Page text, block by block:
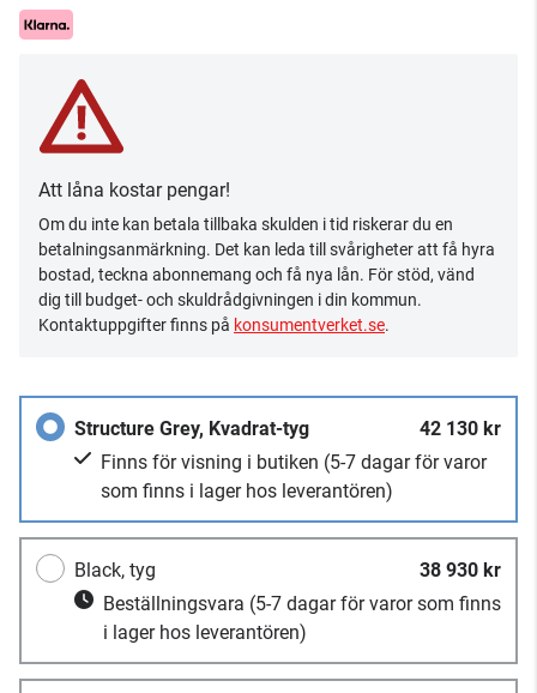
Att låna kostar pengar!
Om du inte kan betala tillbaka skulden i tid riskerar du en
betalningsanmärkning. Det kan leda till svårigheter att få hyra
bostad, teckna abonnemang och få nya lån. För stöd, vänd
dig till budget- och skuldrådgivningen i din kommun.
Kontaktuppgifter finns på konsumentverket.se.
Structure Grey, Kvadrat-tyg
42 130 kr
Finns för visning i butiken (5-7 dagar för varor
som finns i lager hos leverantören)
Black, tyg
38 930 kr
Beställningsvara (5-7 dagar för varor som finns
i lager hos leverantören)